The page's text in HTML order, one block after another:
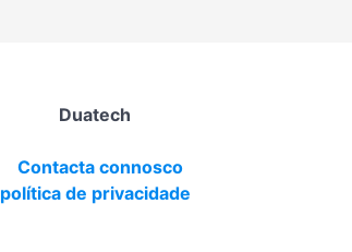
Duatech
Contacta connosco
política de privacidade